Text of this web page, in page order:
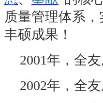
质量管理体系
丰硕成果！
2001年，全
2002年，全